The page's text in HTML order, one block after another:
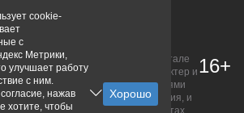
Для рекламодателей
банков, размещенная на портале
ознакомительный характер и
офертой, определяемой положениями
точного и полного описания, и
условия уточняйте на сайтах
16+
cookie-
с
Метрики,
улучшает работу
с ним.
нажав
хотите, чтобы